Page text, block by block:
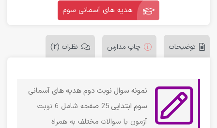
هدیه های آسمانی سوم
توضیحات چاپ مدارس نظرات (2)
نمونه سوال نوبت دوم هدیه های آسمانی
سوم ابتدایی
25 صفحه شامل 6 نوبت
آزمون با سوالات مختلف به همراه